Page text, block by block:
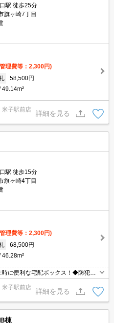
駅 徒歩25分
旗ヶ崎7丁目
理費等：2,300円)
58,500円
49.14m²
米子駅前店
詳細を見る
駅 徒歩15分
旗ヶ崎4丁目
理費等：2,300円)
68,500円
46.28m²
に便利な宅配ボックス！◆防犯カ
米子駅前店
詳細を見る
棟